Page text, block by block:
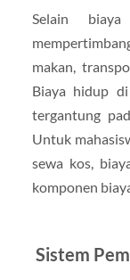
Selain
makan,
Biaya hidup
tergantung
Untuk
sewa kos,
komponen
Sistem